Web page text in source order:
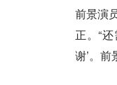
前景演
正。“
谢’。